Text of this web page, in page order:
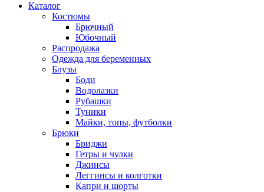
Каталог
Костюмы
Брючный
Юбочный
Распродажа
Одежда для беременных
Блузы
Боди
Водолазки
Рубашки
Туники
Майки, топы, футболки
Брюки
Бриджи
Гетры и чулки
Джинсы
Леггинсы и колготки
Капри и шорты